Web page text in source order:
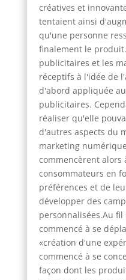
créatives et
tentaient ainsi
qu'une personne
finalement le
publicitaires et les
réceptifs à l'idée de
d'abord appliquée
publicitaires.
réaliser qu'elle
d'autres aspects du
marketing
commencèrent
consommateurs en
préférences et de
développer des
personnalisées.Au fil
commencé à se
«création d'une
commencé à se
façon dont les